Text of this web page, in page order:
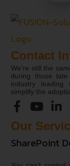
Contact
We’re still the
during those
industry leading
simplify the
Our
SharePoint